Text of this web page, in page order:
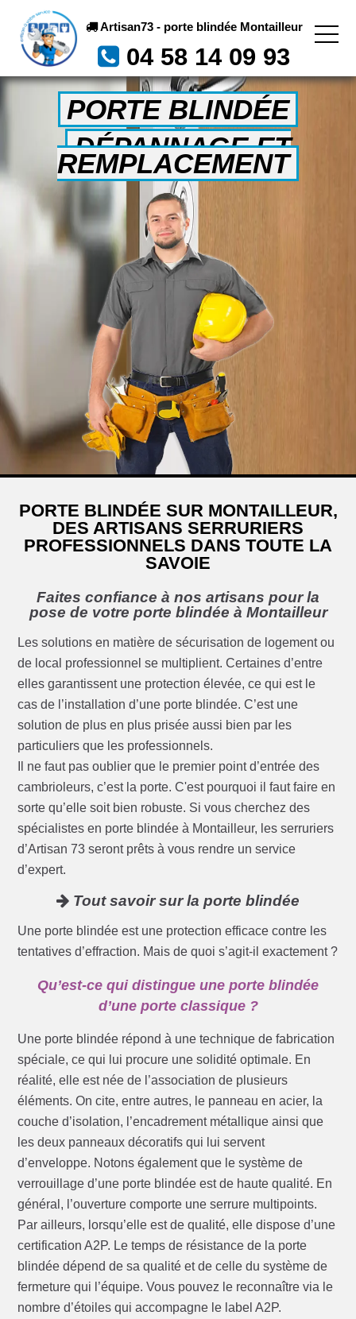
Artisan73 - porte blindée Montailleur
04 58 14 09 93
PORTE BLINDÉE
DÉPANNAGE ET
REMPLACEMENT
PORTE BLINDÉE SUR MONTAILLEUR,
DES ARTISANS SERRURIERS
PROFESSIONNELS DANS TOUTE LA
SAVOIE
Faites confiance à nos artisans pour la
pose de votre porte blindée à Montailleur
Les solutions en matière de sécurisation de logement ou
de local professionnel se multiplient. Certaines d’entre
elles garantissent une protection élevée, ce qui est le
cas de l’installation d’une porte blindée. C’est une
solution de plus en plus prisée aussi bien par les
particuliers que les professionnels.
Il ne faut pas oublier que le premier point d’entrée des
cambrioleurs, c’est la porte. C'est pourquoi il faut faire en
sorte qu’elle soit bien robuste. Si vous cherchez des
spécialistes en porte blindée à Montailleur, les serruriers
d’Artisan 73 seront prêts à vous rendre un service
d’expert.
Tout savoir sur la porte blindée
Une porte blindée est une protection efficace contre les
tentatives d’effraction. Mais de quoi s’agit-il exactement ?
Qu’est-ce qui distingue une porte blindée
d’une porte classique ?
Une porte blindée répond à une technique de fabrication
spéciale, ce qui lui procure une solidité optimale. En
réalité, elle est née de l’association de plusieurs
éléments. On cite, entre autres, le panneau en acier, la
couche d’isolation, l’encadrement métallique ainsi que
les deux panneaux décoratifs qui lui servent
d’enveloppe. Notons également que le système de
verrouillage d’une porte blindée est de haute qualité. En
général, l’ouverture comporte une serrure multipoints.
Par ailleurs, lorsqu’elle est de qualité, elle dispose d’une
certification A2P. Le temps de résistance de la porte
blindée dépend de sa qualité et de celle du système de
fermeture qui l’équipe. Vous pouvez le reconnaître via le
nombre d’étoiles qui accompagne le label A2P.